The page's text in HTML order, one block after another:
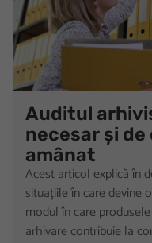
Auditul
necesar și
amânat
Acest articol explică în
situațiile în care devine
modul în care
arhivare contribuie la